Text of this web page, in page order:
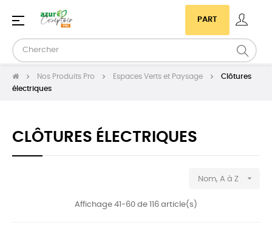
PART
Basculer
navigation
☰
Nos Produits Pro Espaces Verts et Paysage
Clôtures
électriques
CLÔTURES ÉLECTRIQUES
Nom, A à Z 
Affichage 41-60 de 116 article(s)